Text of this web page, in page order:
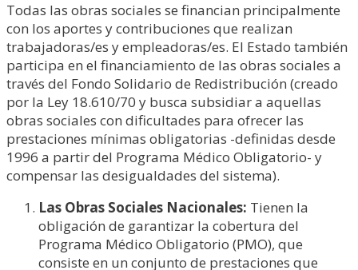
Todas las obras sociales se financian principalmente
con los aportes y contribuciones que realizan
trabajadoras/es y empleadoras/es. El Estado también
participa en el financiamiento de las obras sociales a
través del Fondo Solidario de Redistribución (creado
por la Ley 18.610/70 y busca subsidiar a aquellas
obras sociales con dificultades para ofrecer las
prestaciones mínimas obligatorias -definidas desde
1996 a partir del Programa Médico Obligatorio- y
compensar las desigualdades del sistema).
Las Obras Sociales Nacionales: Tienen la
obligación de garantizar la cobertura del
Programa Médico Obligatorio (PMO), que
consiste en un conjunto de prestaciones que